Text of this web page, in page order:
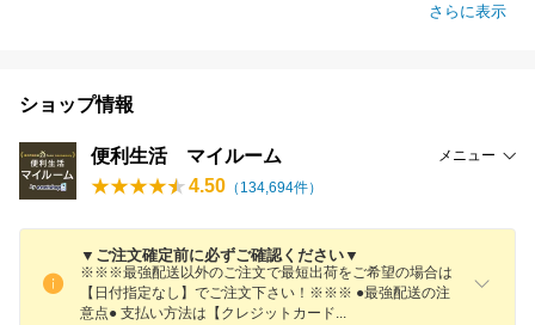
さらに表示
ショップ情報
便利生活 マイルーム メニュー
4.50 （ 134,694件）
▼ご注文確定前に必ずご確認ください▼
※※※最強配送以外のご注文で最短出荷をご希望の場合は
【日付指定なし】でご注文下さい！※※※ ●最強配送の注
意点● 支払い方法は【クレジットカー ド